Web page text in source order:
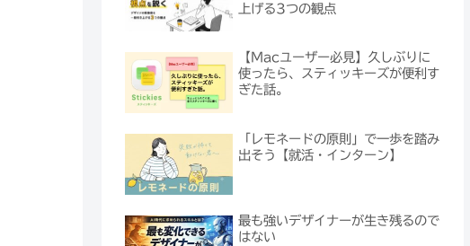
上げる3つの観点
【Macユーザー必見】久しぶりに
使ったら、スティッキーズが便利す
ぎた話。
「レモネードの原則」で一歩を踏み
出そう【就活・インターン】
最も強いデザイナーが生き残るので
はない